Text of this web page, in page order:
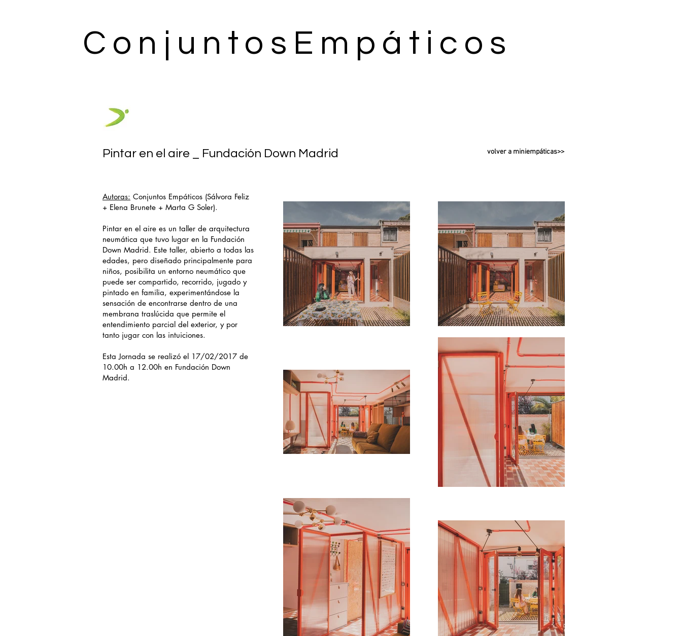
Pintar en el aire _ Fundación Down Madrid volver a miniempáticas>>
Autoras: Conjuntos Empáticos (Sálvora Feliz
+ Elena Brunete + Marta G Soler).
Pintar en el aire es un taller de arquitectura
neumática que tuvo lugar en la Fundación
Down Madrid. Este taller, abierto a todas las
edades, pero diseñado principalmente para
niños, posibilita un entorno neumático que
puede ser compartido, recorrido, jugado y
pintado en familia, experimentándose la
sensación de encontrarse dentro de una
membrana traslúcida que permite el
entendimiento parcial del exterior, y por
tanto jugar con las intuiciones.
Esta Jornada se realizó el 17/02/2017 de
10.00h a 12.00h en Fundación Down
Madrid.
ConjuntosEmpáticos